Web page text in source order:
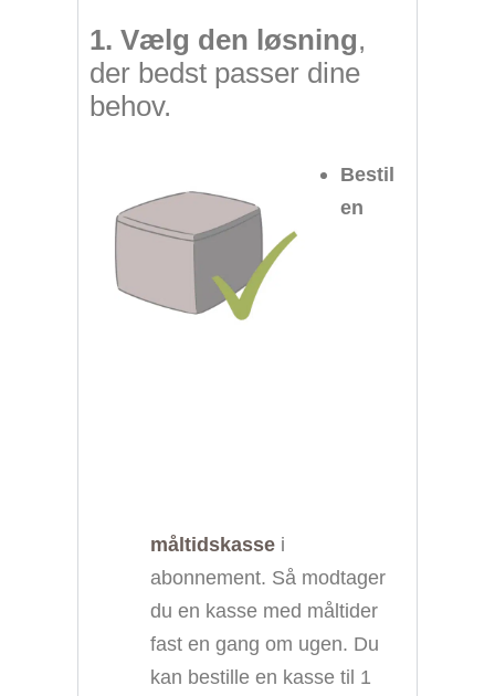
1. Vælg den løsning,
der bedst passer dine
behov.
Bestil
en
måltidskasse i
abonnement. Så modtager
du en kasse med måltider
fast en gang om ugen. Du
kan bestille en kasse til 1